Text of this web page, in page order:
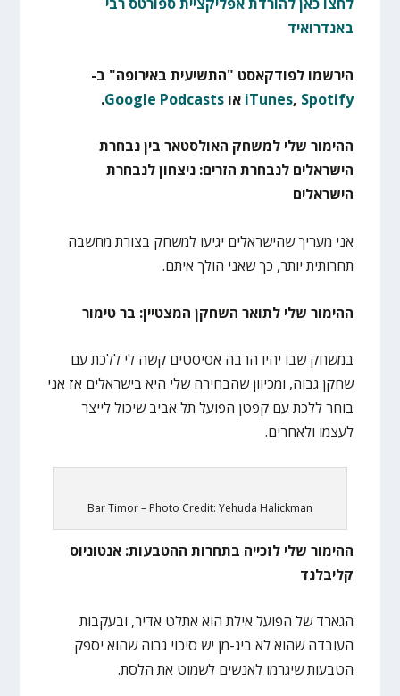
באנדרואיד
הירשמו לפודקאסט "התשיעית באירופה" ב-
iTunes, Spotify אוGoogle Podcasts
.
ההימור שלי למשחק האולסטאר בין נבחרת
הישראלים לנבחרת הזרים: ניצחון לנבחרת
הישראלים
אני מעריך שהישראלים יגיעו למשחק בצורת מחשבה
תחרותית יותר, כך שאני הולך איתם.
ההימור שלי לתואר השחקן המצטיין: בר טימור
במשחק שבו יהיו הרבה אסיסטים קשה לי ללכת עם
שחקן גבוה, ומכיוון שהבחירה שלי היא בישראלים אז אני
בוחר ללכת עם קפטן הפועל תל אביב שיכול לייצר
לעצמו ולאחרים.
Bar Timor – Photo Credit: Yehuda Halickman
ההימור שלי לזכייה בתחרות ההטבעות: אנטוניוס
קליבלנד
הגארד של הפועל אילת הוא אתלט אדיר, ובעקבות
העובדה שהוא לא ביג-מן יש סיכוי גבוה שהוא יספק
הטבעות שיגרמו לאנשים לשמוט את הלסת.